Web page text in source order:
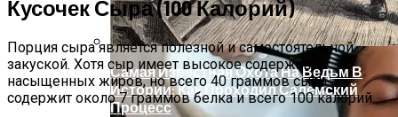
Самая Известная Охота На Ведьм В
Истории: Как Проходил Салемский
Процесс
Кусочек Сыра (100 Калорий)
Порция сыра является полезной и самостоятельной
закуской. Хотя сыр имеет высокое содержание
насыщенных жиров, но всего 40 граммов сыра
содержит около 7 граммов белка и всего 100 калорий.